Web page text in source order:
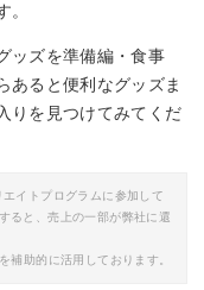
。
ッズを準備編・食事
あると便利なグッズま
りを見つけてみてくだ
イトプログラムに参加して
ると、売上の一部が弊社に還
助的に活用しております。